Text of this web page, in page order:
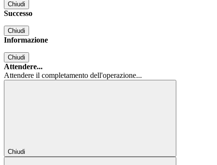
Chiudi
Successo
Chiudi
Informazione
Chiudi
Attendere...
Attendere il completamento dell'operazione...
Chiudi